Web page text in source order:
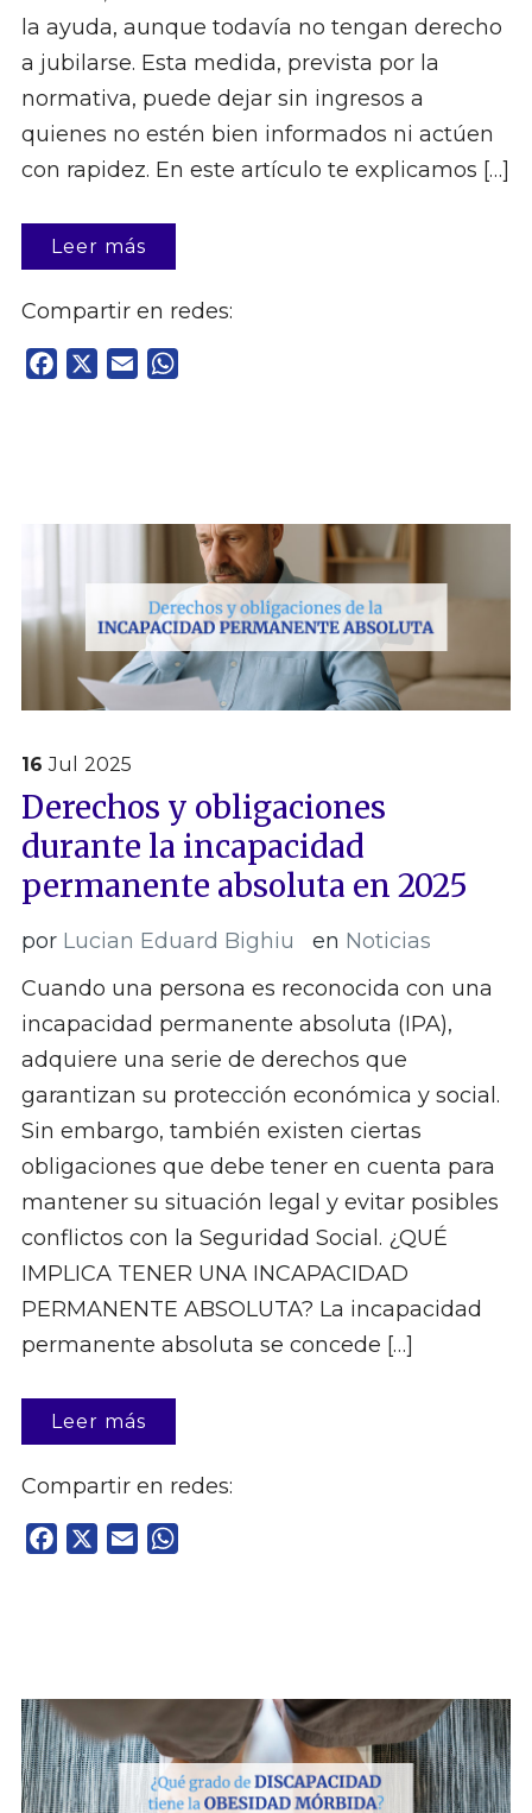
la ayuda, aunque todavía no tengan derecho
a jubilarse. Esta medida, prevista por la
normativa, puede dejar sin ingresos a
quienes no estén bien informados ni actúen
con rapidez. En este artículo te explicamos […]
Leer más
Compartir en redes:
Facebook Email
16 Jul 2025
Derechos y obligaciones
durante la incapacidad
permanente absoluta en 2025
por Lucian Eduard Bighiu en Noticias
Cuando una persona es reconocida con una
incapacidad permanente absoluta (IPA),
adquiere una serie de derechos que
garantizan su protección económica y social.
Sin embargo, también existen ciertas
obligaciones que debe tener en cuenta para
mantener su situación legal y evitar posibles
conflictos con la Seguridad Social. ¿QUÉ
IMPLICA TENER UNA INCAPACIDAD
PERMANENTE ABSOLUTA? La incapacidad
permanente absoluta se concede […]
Leer más
Compartir en redes:
Facebook Email